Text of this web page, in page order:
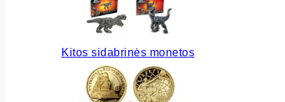
Kitos sidabrinės monetos